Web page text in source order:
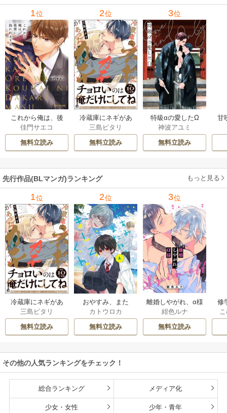
1位
これから俺は、後
輩に抱かれます
佳門サエコ
無料立読み
2位
冷蔵庫にネギがあ
ったカモ
三島ピタリ
無料立読み
3位
特級αの愛したΩ
神波アユミ
無料立読み
甘
先行作品(BLマンガ)ランキング もっと見る
1位
冷蔵庫にネギがあ
ったカモ
三島ピタリ
無料立読み
2位
おやすみ、また
ね。ましろくん。
【電子限定漫画付
き】
カトウロカ
無料立読み
3位
離婚しやがれ、α様
紺色ルナ
無料立読み
修
その他の人気ランキングをチェック！
総合ランキング メディア化
少女・女性 少年・青年